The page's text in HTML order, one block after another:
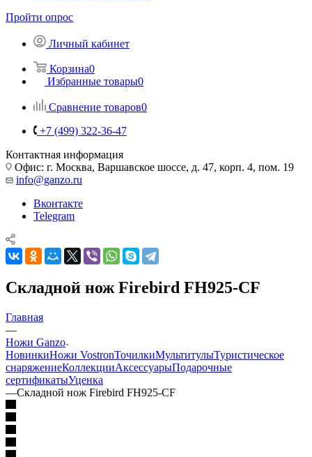
Пройти опрос
Личный кабинет
Корзина0
Избранные товары0
Сравнение товаров0
+7 (499) 322-36-47
Контактная информация
Офис: г. Москва, Варшавское шоссе, д. 47, корп. 4, пом. 19
info@ganzo.ru
Вконтакте
Telegram
Складной нож Firebird FH925-CF
Главная
—
Ножи Ganzo
НовинкиНожи VostronТочилкиМультитулыТуристическое
снаряжениеКоллекцииАксессуарыПодарочные
сертификатыУценка
—Складной нож Firebird FH925-CF